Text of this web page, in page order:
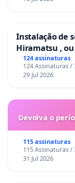
Instalação de
Hiramatsu ,
124 assinaturas
124 Assinaturas /
29 Jul 2026
Devolva o
115 assinaturas
115 Assinaturas /
31 Jul 2026